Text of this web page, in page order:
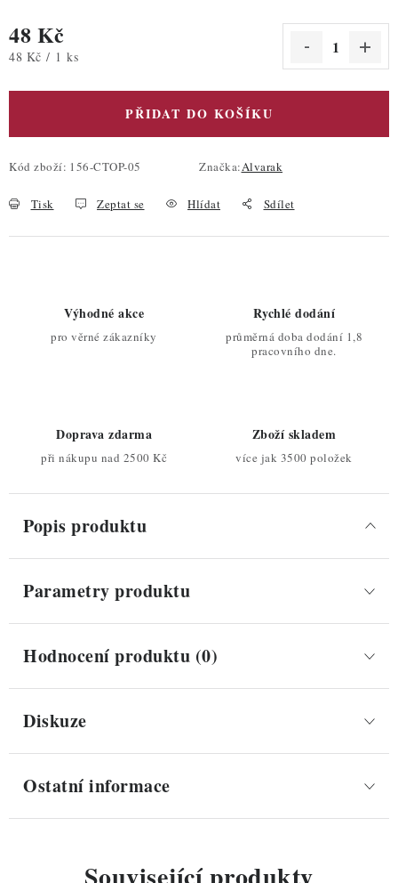
48 Kč
Měrná cena:
48 Kč / 1 ks
PŘIDAT DO KOŠÍKU
Kód zboží: 156-CTOP-05 Značka:Alvarak
Tisk Zeptat se Hlídat Sdílet
Výhodné akce
pro věrné zákazníky
Rychlé dodání
průměrná doba dodání 1,8
pracovního dne.
Doprava zdarma
při nákupu nad 2500 Kč
Zboží skladem
více jak 3500 položek
Popis produktu
Parametry produktu
Hodnocení produktu (0)
Diskuze
Ostatní informace